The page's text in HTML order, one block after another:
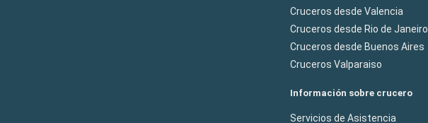
Cruceros desde Valencia
Cruceros desde Rio de Janeiro
Cruceros desde Buenos Aires
Cruceros Valparaiso
Información sobre crucero
Servicios de Asistencia